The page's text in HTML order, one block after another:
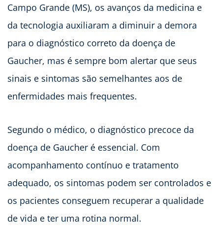
Campo Grande (MS), os avanços da medicina e
da tecnologia auxiliaram a diminuir a demora
para o diagnóstico correto da doença de
Gaucher, mas é sempre bom alertar que seus
sinais e sintomas são semelhantes aos de
enfermidades mais frequentes.
Segundo o médico, o diagnóstico precoce da
doença de Gaucher é essencial. Com
acompanhamento contínuo e tratamento
adequado, os sintomas podem ser controlados e
os pacientes conseguem recuperar a qualidade
de vida e ter uma rotina normal.